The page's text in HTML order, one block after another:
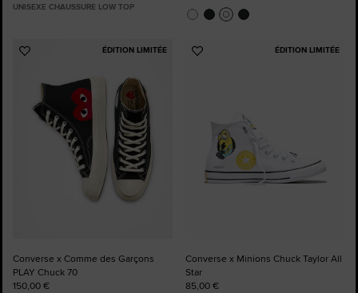
UNISEXE CHAUSSURE LOW TOP
ÉDITION LIMITÉE
Ajouter
favoris
Converse x Comme des Garçons
PLAY Chuck 70
150,00 €
ÉDITION LIMITÉE
Ajouter
Converse x Minions Chuck Taylor All
Star
85,00 €